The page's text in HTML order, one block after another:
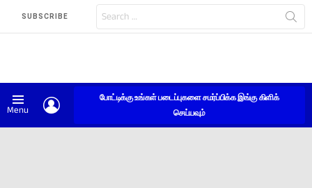
SUBSCRIBE
for:
Menu
போட்டிக்கு உங்கள் படைப்புகளை சமர்ப்பிக்க இங்கு கிளிக்
செய்யவும்